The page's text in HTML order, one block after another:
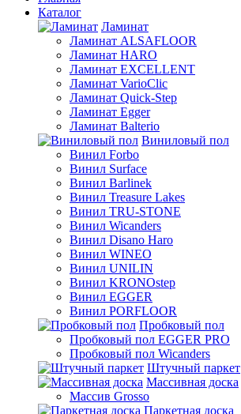
Каталог
Ламинат
Ламинат ALSAFLOOR
Ламинат HARO
Ламинат EXCELLENT
Ламинат VarioClic
Ламинат Quick-Step
Ламинат Egger
Ламинат Balterio
Виниловый пол
Винил Forbo
Винил Surface
Винил Barlinek
Винил Treasure Lakes
Винил TRU-STONE
Винил Wicanders
Винил Disano Haro
Винил WINEO
Винил UNILIN
Винил KRONOstep
Винил EGGER
Винил PORFLOOR
Пробковый пол
Пробковый пол EGGER PRO
Пробковый пол Wicanders
Штучный паркет
Массивная доска
Массив Grosso
Паркетная доска